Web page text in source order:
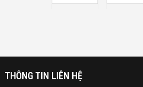
THÔNG TIN LIÊN HỆ